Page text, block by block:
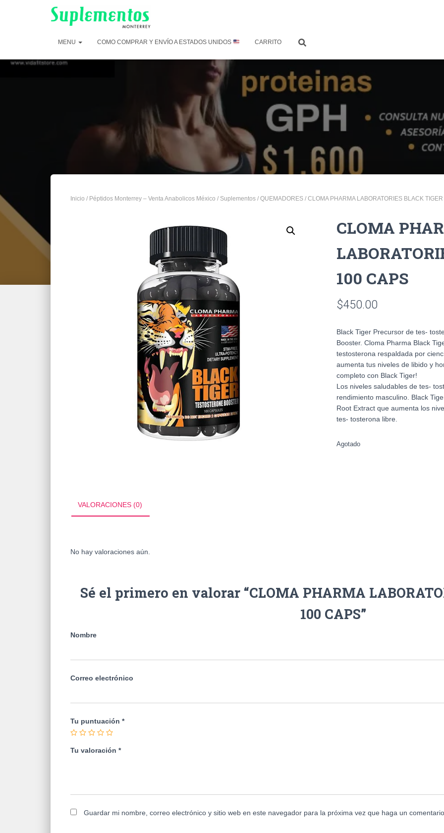
MENU COMO COMPRAR Y ENVÍO A ESTADOS UNIDOS CARRITO
Inicio / Péptidos Monterrey – Venta Anabolicos México / Suplementos / QUEMADORES / CLOMA PHARMA LABORATORIES BLACK
CLOMA
100 CAPS
$450.00
Black Tiger Precursor de tes-
Booster. Cloma Pharma Black
testosterona respaldada por
aumenta tus niveles de libido y
completo con Black Tiger!
Los niveles saludables de tes-
rendimiento masculino. Black
Root Extract que aumenta los
tes- tosterona libre.
Agotado
VALORACIONES (0)
No hay valoraciones aún.
Sé el primero en valorar “CLOMA PHARMA
100 CAPS”
Nombre
Correo electrónico
Tu puntuación *
Tu valoración *
Guardar mi nombre, correo electrónico y sitio web en este navegador para la próxima vez que haga un